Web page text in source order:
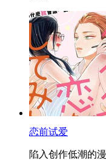
恋前试爱
陷入创作低潮的